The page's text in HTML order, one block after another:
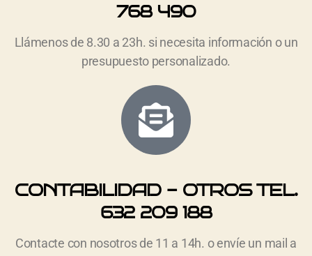
768 490
Llámenos de 8.30 a 23h. si necesita información o un
presupuesto personalizado.
CONTABILIDAD - OTROS TEL.
632 209 188
Contacte con nosotros de 11 a 14h. o envíe un mail a